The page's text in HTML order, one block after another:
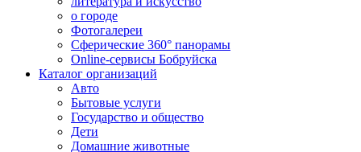
о городе
Фотогалереи
Сферические 360° панорамы
Online-сервисы Бобруйска
Каталог организаций
Авто
Бытовые услуги
Государство и общество
Дети
Домашние животные